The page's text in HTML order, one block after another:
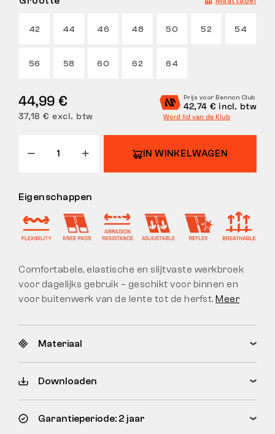
42 44 46 48 50 52 54
56 58 60 62 64
44,99 €
37,18 € excl. btw
Prijs voor Bennon Club
42,74 € incl. btw
Word lid van de Klub
IN WINKELWAGEN
Eigenschappen
Comfortabele, elastische en slijtvaste werkbroek
voor dagelijks gebruik – geschikt voor binnen en
voor buitenwerk van de lente tot de herfst. Meer
Materiaal
Downloaden
Garantieperiode: 2 jaar